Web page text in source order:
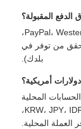
المقبولة؟
PayPal، Western Union، T/T، WeChat Pay، Alipay، Visa،
من توفر في
بلدك).
أمريكية؟
المحلية
(مثل KRW، JPY، IDR، BRL، AED، PHP، THB، NGN، PLN،
العملة المحلية.